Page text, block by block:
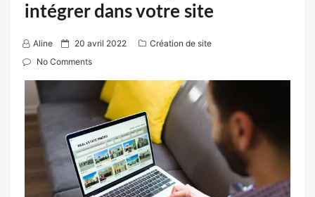
intégrer dans votre site
Aline
P
o
o
n
20 avril 2022
Création de site
No Comments